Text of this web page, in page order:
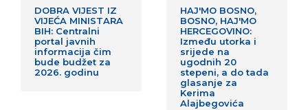
DOBRA VIJEST IZ
VIJEĆA MINISTARA
BIH: Centralni
portal javnih
informacija čim
bude budžet za
2026. godinu
HAJ'MO BOSNO,
BOSNO, HAJ'MO
HERCEGOVINO:
Između utorka i
srijede na
ugodnih 20
stepeni, a do tada
glasanje za
Kerima
Alajbegovića